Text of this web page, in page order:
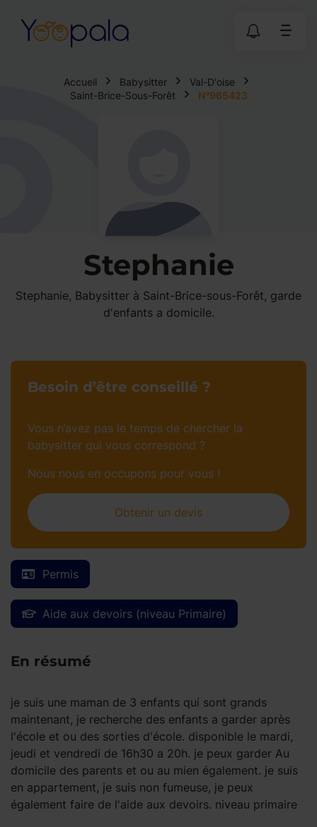
Accueil Babysitter
Val-D'oise
Saint-Brice-Sous-Forêt
N°965423
Stephanie
Stephanie, Babysitter à Saint-Brice-sous-Forêt, garde
d'enfants a domicile.
Permis
Aide aux devoirs (niveau Primaire)
En résumé
je suis une maman de 3 enfants qui sont grands
maintenant, je recherche des enfants a garder après
l'école et ou des sorties d'école. disponible le mardi,
jeudi et vendredi de 16h30 a 20h. je peux garder Au
domicile des parents et ou au mien également. je suis
en appartement, je suis non fumeuse, je peux
également faire de l'aide aux devoirs. niveau primaire
Besoin d’être conseillé ?
Vous n’avez pas le temps de chercher la
babysitter qui vous correspond ?
Nous nous en occupons pour vous !
Obtenir un devis